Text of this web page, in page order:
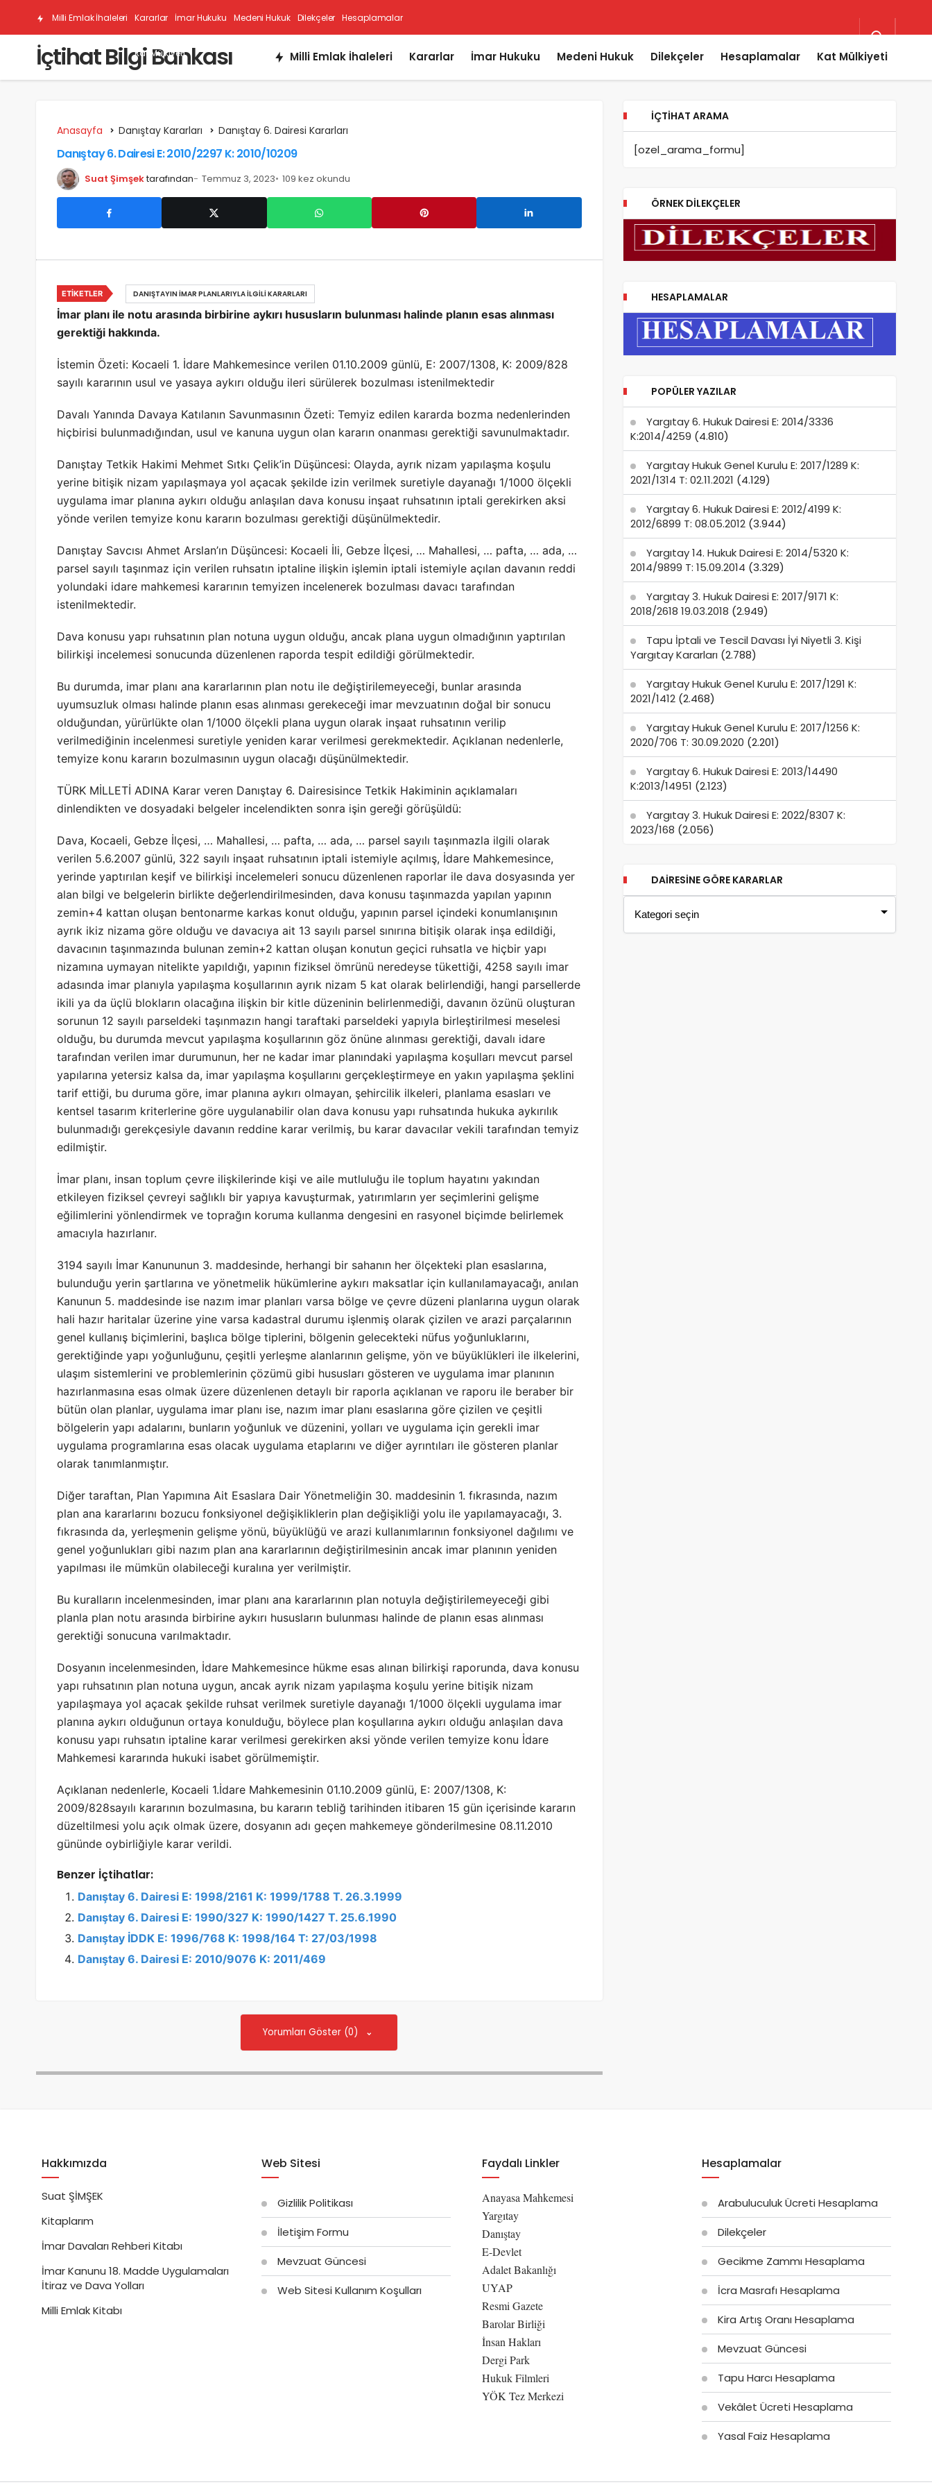
Milli Emlak İhaleleri Kararlar İmar Hukuku Medeni Hukuk Dilekçeler Hesaplamalar
Kat Mülkiyeti
İçtihat Bilgi Bankası Milli Emlak İhaleleri Kararlar İmar Hukuku Medeni Hukuk Dilekçeler Hesaplamalar Kat Mülkiyeti
Anasayfa Danıştay Kararları Danıştay 6. Dairesi Kararları
Danıştay 6. Dairesi E: 2010/2297 K: 2010/10209
Suat Şimşektarafından Temmuz 3, 2023 109 kez okundu
İmar planı ile notu arasında birbirine aykırı hususların bulunması halinde planın esas alınması
gerektiği hakkında.
İstemin Özeti: Kocaeli 1. İdare Mahkemesince verilen 01.10.2009 günlü, E: 2007/1308, K: 2009/828
sayılı kararının usul ve yasaya aykırı olduğu ileri sürülerek bozulması istenilmektedir
Davalı Yanında Davaya Katılanın Savunmasının Özeti: Temyiz edilen kararda bozma nedenlerinden
hiçbirisi bulunmadığından, usul ve kanuna uygun olan kararın onanması gerektiği savunulmaktadır.
Danıştay Tetkik Hakimi Mehmet Sıtkı Çelik’in Düşüncesi: Olayda, ayrık nizam yapılaşma koşulu
yerine bitişik nizam yapılaşmaya yol açacak şekilde izin verilmek suretiyle dayanağı 1/1000 ölçekli
uygulama imar planına aykırı olduğu anlaşılan dava konusu inşaat ruhsatının iptali gerekirken aksi
yönde verilen temyize konu kararın bozulması gerektiği düşünülmektedir.
Danıştay Savcısı Ahmet Arslan’ın Düşüncesi: Kocaeli İli, Gebze İlçesi, … Mahallesi, … pafta, … ada, …
parsel sayılı taşınmaz için verilen ruhsatın iptaline ilişkin işlemin iptali istemiyle açılan davanın reddi
yolundaki idare mahkemesi kararının temyizen incelenerek bozulması davacı tarafından
istenilmektedir.
Dava konusu yapı ruhsatının plan notuna uygun olduğu, ancak plana uygun olmadığının yaptırılan
bilirkişi incelemesi sonucunda düzenlenen raporda tespit edildiği görülmektedir.
Bu durumda, imar planı ana kararlarının plan notu ile değiştirilemeyeceği, bunlar arasında
uyumsuzluk olması halinde planın esas alınması gerekeceği imar mevzuatının doğal bir sonucu
olduğundan, yürürlükte olan 1/1000 ölçekli plana uygun olarak inşaat ruhsatının verilip
verilmediğinin incelenmesi suretiyle yeniden karar verilmesi gerekmektedir. Açıklanan nedenlerle,
temyize konu kararın bozulmasının uygun olacağı düşünülmektedir.
TÜRK MİLLETİ ADINA Karar veren Danıştay 6. Dairesisince Tetkik Hakiminin açıklamaları
dinlendikten ve dosyadaki belgeler incelendikten sonra işin gereği görüşüldü:
Dava, Kocaeli, Gebze İlçesi, … Mahallesi, … pafta, … ada, … parsel sayılı taşınmazla ilgili olarak
verilen 5.6.2007 günlü, 322 sayılı inşaat ruhsatının iptali istemiyle açılmış, İdare Mahkemesince,
yerinde yaptırılan keşif ve bilirkişi incelemeleri sonucu düzenlenen raporlar ile dava dosyasında yer
alan bilgi ve belgelerin birlikte değerlendirilmesinden, dava konusu taşınmazda yapılan yapının
zemin+4 kattan oluşan bentonarme karkas konut olduğu, yapının parsel içindeki konumlanışının
ayrık ikiz nizama göre olduğu ve davacıya ait 13 sayılı parsel sınırına bitişik olarak inşa edildiği,
davacının taşınmazında bulunan zemin+2 kattan oluşan konutun geçici ruhsatla ve hiçbir yapı
nizamına uymayan nitelikte yapıldığı, yapının fiziksel ömrünü neredeyse tükettiği, 4258 sayılı imar
adasında imar planıyla yapılaşma koşullarının ayrık nizam 5 kat olarak belirlendiği, hangi parsellerde
ikili ya da üçlü blokların olacağına ilişkin bir kitle düzeninin belirlenmediği, davanın özünü oluşturan
sorunun 12 sayılı parseldeki taşınmazın hangi taraftaki parseldeki yapıyla birleştirilmesi meselesi
olduğu, bu durumda mevcut yapılaşma koşullarının göz önüne alınması gerektiği, davalı idare
tarafından verilen imar durumunun, her ne kadar imar planındaki yapılaşma koşulları mevcut parsel
yapılarına yetersiz kalsa da, imar yapılaşma koşullarını gerçekleştirmeye en yakın yapılaşma şeklini
tarif ettiği, bu duruma göre, imar planına aykırı olmayan, şehircilik ilkeleri, planlama esasları ve
kentsel tasarım kriterlerine göre uygulanabilir olan dava konusu yapı ruhsatında hukuka aykırılık
bulunmadığı gerekçesiyle davanın reddine karar verilmiş, bu karar davacılar vekili tarafından temyiz
edilmiştir.
İmar planı, insan toplum çevre ilişkilerinde kişi ve aile mutluluğu ile toplum hayatını yakından
etkileyen fiziksel çevreyi sağlıklı bir yapıya kavuşturmak, yatırımların yer seçimlerini gelişme
eğilimlerini yönlendirmek ve toprağın koruma kullanma dengesini en rasyonel biçimde belirlemek
amacıyla hazırlanır.
3194 sayılı İmar Kanununun 3. maddesinde, herhangi bir sahanın her ölçekteki plan esaslarına,
bulunduğu yerin şartlarına ve yönetmelik hükümlerine aykırı maksatlar için kullanılamayacağı, anılan
Kanunun 5. maddesinde ise nazım imar planları varsa bölge ve çevre düzeni planlarına uygun olarak
hali hazır haritalar üzerine yine varsa kadastral durumu işlenmiş olarak çizilen ve arazi parçalarının
genel kullanış biçimlerini, başlıca bölge tiplerini, bölgenin gelecekteki nüfus yoğunluklarını,
gerektiğinde yapı yoğunluğunu, çeşitli yerleşme alanlarının gelişme, yön ve büyüklükleri ile ilkelerini,
ulaşım sistemlerini ve problemlerinin çözümü gibi hususları gösteren ve uygulama imar planının
hazırlanmasına esas olmak üzere düzenlenen detaylı bir raporla açıklanan ve raporu ile beraber bir
bütün olan planlar, uygulama imar planı ise, nazım imar planı esaslarına göre çizilen ve çeşitli
bölgelerin yapı adalarını, bunların yoğunluk ve düzenini, yolları ve uygulama için gerekli imar
uygulama programlarına esas olacak uygulama etaplarını ve diğer ayrıntıları ile gösteren planlar
olarak tanımlanmıştır.
Diğer taraftan, Plan Yapımına Ait Esaslara Dair Yönetmeliğin 30. maddesinin 1. fıkrasında, nazım
plan ana kararlarını bozucu fonksiyonel değişikliklerin plan değişikliği yolu ile yapılamayacağı, 3.
fıkrasında da, yerleşmenin gelişme yönü, büyüklüğü ve arazi kullanımlarının fonksiyonel dağılımı ve
genel yoğunlukları gibi nazım plan ana kararlarının değiştirilmesinin ancak imar planının yeniden
yapılması ile mümkün olabileceği kuralına yer verilmiştir.
Bu kuralların incelenmesinden, imar planı ana kararlarının plan notuyla değiştirilemeyeceği gibi
planla plan notu arasında birbirine aykırı hususların bulunması halinde de planın esas alınması
gerektiği sonucuna varılmaktadır.
Dosyanın incelenmesinden, İdare Mahkemesince hükme esas alınan bilirkişi raporunda, dava konusu
yapı ruhsatının plan notuna uygun, ancak ayrık nizam yapılaşma koşulu yerine bitişik nizam
yapılaşmaya yol açacak şekilde ruhsat verilmek suretiyle dayanağı 1/1000 ölçekli uygulama imar
planına aykırı olduğunun ortaya konulduğu, böylece plan koşullarına aykırı olduğu anlaşılan dava
konusu yapı ruhsatın iptaline karar verilmesi gerekirken aksi yönde verilen temyize konu İdare
Mahkemesi kararında hukuki isabet görülmemiştir.
Açıklanan nedenlerle, Kocaeli 1.İdare Mahkemesinin 01.10.2009 günlü, E: 2007/1308, K:
2009/828sayılı kararının bozulmasına, bu kararın tebliğ tarihinden itibaren 15 gün içerisinde kararın
düzeltilmesi yolu açık olmak üzere, dosyanın adı geçen mahkemeye gönderilmesine 08.11.2010
gününde oybirliğiyle karar verildi.
Benzer İçtihatlar:
Danıştay 6. Dairesi E: 1998/2161 K: 1999/1788 T. 26.3.1999
Danıştay 6. Dairesi E: 1990/327 K: 1990/1427 T. 25.6.1990
Danıştay İDDK E: 1996/768 K: 1998/164 T: 27/03/1998
Danıştay 6. Dairesi E: 2010/9076 K: 2011/469
ETIKETLER DANIŞTAYIN İMAR PLANLARIYLA İLGILI KARARLARI
Yorumları Göster (0)
İÇTIHAT ARAMA
[ozel_arama_formu]
ÖRNEK DILEKÇELER
HESAPLAMALAR
POPÜLER YAZILAR
Yargıtay 6. Hukuk Dairesi E: 2014/3336
K:2014/4259 (4.810)
Yargıtay Hukuk Genel Kurulu E: 2017/1289 K:
2021/1314 T: 02.11.2021 (4.129)
Yargıtay 6. Hukuk Dairesi E: 2012/4199 K:
2012/6899 T: 08.05.2012 (3.944)
Yargıtay 14. Hukuk Dairesi E: 2014/5320 K:
2014/9899 T: 15.09.2014 (3.329)
Yargıtay 3. Hukuk Dairesi E: 2017/9171 K:
2018/2618 19.03.2018 (2.949)
Tapu İptali ve Tescil Davası İyi Niyetli 3. Kişi
Yargıtay Kararları (2.788)
Yargıtay Hukuk Genel Kurulu E: 2017/1291 K:
2021/1412 (2.468)
Yargıtay Hukuk Genel Kurulu E: 2017/1256 K:
2020/706 T: 30.09.2020 (2.201)
Yargıtay 6. Hukuk Dairesi E: 2013/14490
K:2013/14951 (2.123)
Yargıtay 3. Hukuk Dairesi E: 2022/8307 K:
2023/168 (2.056)
DAIRESINE GÖRE KARARLAR
Hakkımızda
Suat ŞİMŞEK
Kitaplarım
İmar Davaları Rehberi Kitabı
İmar Kanunu 18. Madde Uygulamaları
İtiraz ve Dava Yolları
Milli Emlak Kitabı
Web Sitesi
Gizlilik Politikası
İletişim Formu
Mevzuat Güncesi
Web Sitesi Kullanım Koşulları
Faydalı Linkler
Anayasa Mahkemesi
Yargıtay
Danıştay
E-Devlet
Adalet Bakanlığı
UYAP
Resmi Gazete
Barolar Birliği
İnsan Hakları
Dergi Park
Hukuk Filmleri
YÖK Tez Merkezi
Hesaplamalar
Arabuluculuk Ücreti Hesaplama
Dilekçeler
Gecikme Zammı Hesaplama
İcra Masrafı Hesaplama
Kira Artış Oranı Hesaplama
Mevzuat Güncesi
Tapu Harcı Hesaplama
Vekâlet Ücreti Hesaplama
Yasal Faiz Hesaplama